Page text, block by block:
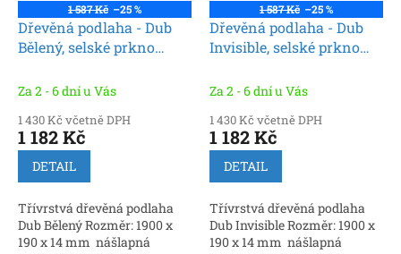
1 587 Kč –25 %
Dřevěná podlaha - Dub
Bělený, selské prkno
Za 2 - 6 dní u Vás
1 430 Kč včetně DPH
1 182 Kč
DETAIL
Třívrstvá dřevěná podlaha
Dub Bělený Rozměr: 1900 x
190 x 14 mm nášlapná
1 587 Kč –25 %
Dřevěná podlaha - Dub
Invisible, selské prkno
Za 2 - 6 dní u Vás
1 430 Kč včetně DPH
1 182 Kč
DETAIL
Třívrstvá dřevěná podlaha
Dub Invisible Rozměr: 1900 x
190 x 14 mm nášlapná